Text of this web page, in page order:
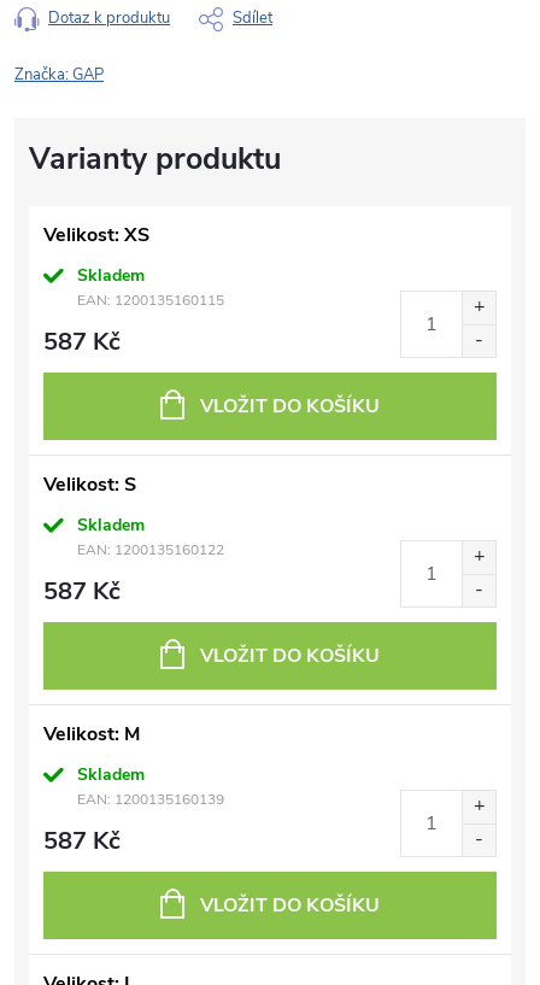
Dotaz k produktu Sdílet
Značka:GAP
Velikost: XS
Skladem
EAN: 1200135160115
587 Kč
VLOŽIT DO KOŠÍKU
Velikost: S
Skladem
EAN: 1200135160122
587 Kč
VLOŽIT DO KOŠÍKU
Velikost: M
Skladem
EAN: 1200135160139
587 Kč
VLOŽIT DO KOŠÍKU